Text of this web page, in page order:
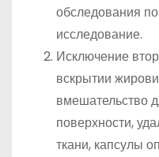
обследования
исследование.
Исключение
вскрытии
вмешательство
поверхности,
ткани, капсулы